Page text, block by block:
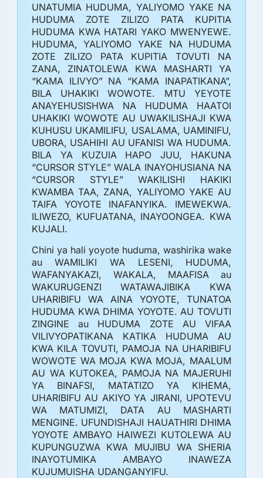
UNATUMIA HUDUMA, YALIYOMO YAKE NA
HUDUMA ZOTE ZILIZO PATA KUPITIA
HUDUMA KWA HATARI YAKO MWENYEWE.
HUDUMA, YALIYOMO YAKE NA HUDUMA
ZOTE ZILIZO PATA KUPITIA TOVUTI NA
ZANA, ZINATOLEWA KWA MASHARTI YA
“KAMA ILIVYO” NA “KAMA INAPATIKANA”,
BILA UHAKIKI WOWOTE. MTU YEYOTE
ANAYEHUSISHWA NA HUDUMA HAATOI
UHAKIKI WOWOTE AU UWAKILISHAJI KWA
KUHUSU UKAMILIFU, USALAMA, UAMINIFU,
UBORA, USAHIHI AU UFANISI WA HUDUMA.
BILA YA KUZUIA HAPO JUU, HAKUNA
“CURSOR STYLE” WALA INAYOHUSIANA NA
“CURSOR STYLE” WAKILISHI HAKIKI
KWAMBA TAA, ZANA, YALIYOMO YAKE AU
TAIFA YOYOTE INAFANYIKA. IMEWEKWA.
ILIWEZO, KUFUATANA, INAYOONGEA. KWA
KUJALI.
Chini ya hali yoyote huduma, washirika wake
au WAMILIKI WA LESENI, HUDUMA,
WAFANYAKAZI, WAKALA, MAAFISA au
WAKURUGENZI WATAWAJIBIKA KWA
UHARIBIFU WA AINA YOYOTE, TUNATOA
HUDUMA KWA DHIMA YOYOTE. AU TOVUTI
ZINGINE au HUDUMA ZOTE AU VIFAA
VILIVYOPATIKANA KATIKA HUDUMA AU
KWA KILA TOVUTI, PAMOJA NA UHARIBIFU
WOWOTE WA MOJA KWA MOJA, MAALUM
AU WA KUTOKEA, PAMOJA NA MAJERUHI
YA BINAFSI, MATATIZO YA KIHEMA,
UHARIBIFU AU AKIYO YA JIRANI, UPOTEVU
WA MATUMIZI, DATA AU MASHARTI
MENGINE. UFUNDISHAJI HAUATHIRI DHIMA
YOYOTE AMBAYO HAIWEZI KUTOLEWA AU
KUPUNGUZWA KWA MUJIBU WA SHERIA
INAYOTUMIKA AMBAYO INAWEZA
KUJUMUISHA UDANGANYIFU.